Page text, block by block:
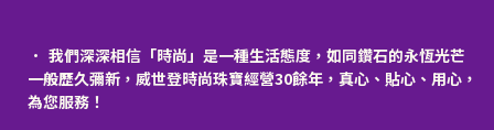
我們深深相信「時尚」是一種生活態度，如同鑽石的永恆光芒
一般歷久彌新，威世登時尚珠寶經營30餘年，真心、貼心、用心，
為您服務！